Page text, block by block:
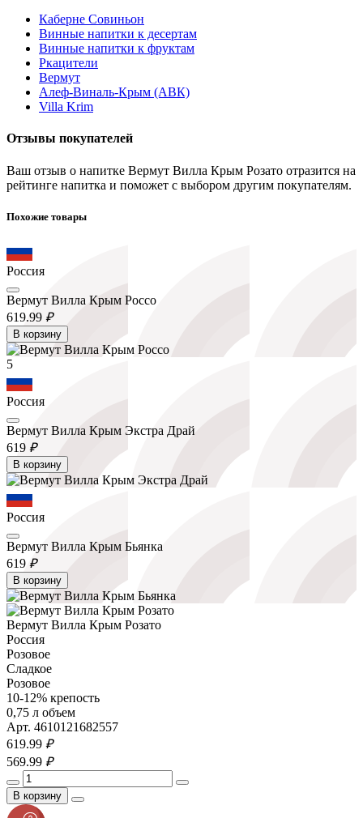
Каберне Совиньон
Винные напитки к десертам
Винные напитки к фруктам
Ркацители
Вермут
Алеф-Виналь-Крым (АВК)
Villa Krim
Отзывы покупателей
Ваш отзыв о напитке Вермут Вилла Крым Розато отразится на
рейтинге напитка и поможет с выбором другим покупателям.
Похожие товары
Россия
Вермут Вилла Крым Россо
619.99 ₽
В корзину
5
Россия
Вермут Вилла Крым Экстра Драй
619 ₽
В корзину
Россия
Вермут Вилла Крым Бьянка
619 ₽
В корзину
Вермут Вилла Крым Розато
Россия
Розовое
Сладкое
Розовое
10-12% крепость
0,75 л объем
Арт. 4610121682557
619.99 ₽
569.99 ₽
В корзину